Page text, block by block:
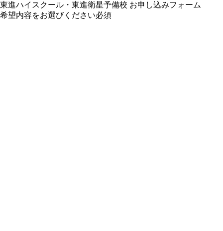
東進ハイスクール・東進衛星予備校 お申し込みフォーム
希望内容をお選びください必須